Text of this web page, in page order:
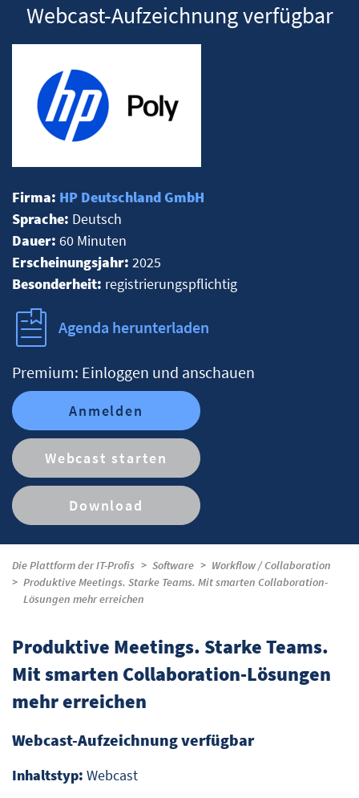
Webcast-Aufzeichnung verfügbar
Firma: HP Deutschland GmbH
Sprache: Deutsch
Dauer: 60 Minuten
Erscheinungsjahr: 2025
Besonderheit: registrierungspflichtig
Agenda herunterladen
Premium: Einloggen und anschauen
Anmelden
Webcast starten
Download
Die Plattform der IT-Profis Software
Workflow / Collaboration
Produktive Meetings. Starke Teams. Mit smarten Collaboration-
Lösungen mehr erreichen
Produktive Meetings. Starke Teams.
Mit smarten Collaboration-Lösungen
mehr erreichen
Webcast-Aufzeichnung verfügbar
Inhaltstyp: Webcast